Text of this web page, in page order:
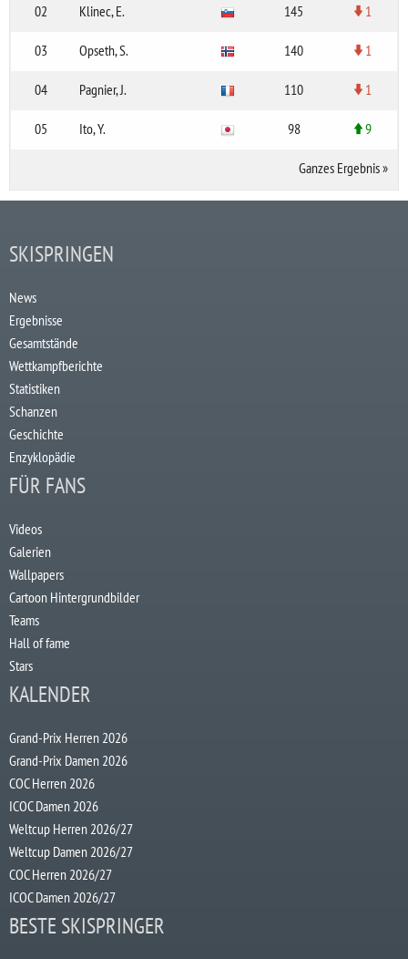
02 Klinec, E. 145 1
03 Opseth, S. 140 1
04 Pagnier, J. 110 1
05 Ito, Y. 98 9
Ganzes Ergebnis»
SKISPRINGEN
News
Ergebnisse
Gesamtstände
Wettkampfberichte
Statistiken
Schanzen
Geschichte
Enzyklopädie
FÜR FANS
Videos
Galerien
Wallpapers
Cartoon Hintergrundbilder
Teams
Hall of fame
Stars
KALENDER
Grand-Prix Herren 2026
Grand-Prix Damen 2026
COC Herren 2026
ICOC Damen 2026
Weltcup Herren 2026/27
Weltcup Damen 2026/27
COC Herren 2026/27
ICOC Damen 2026/27
BESTE SKISPRINGER